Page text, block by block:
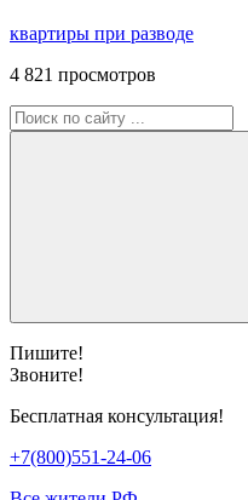
квартиры при разводе
4 821 просмотров
Пишите!
Звоните!
Бесплатная консультация!
+7(800)551-24-06